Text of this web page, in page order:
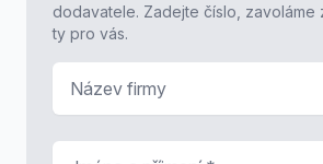
dodavatele. Zadejte číslo, zavoláme
ty pro vás.